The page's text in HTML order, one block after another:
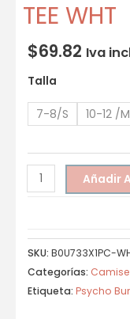
TEE WHT
$69.82 Iva
Talla
7-8/S 10-12 /M
Añadir
SKU: B0U733X1PC-
Categorías:
Etiqueta: Psycho